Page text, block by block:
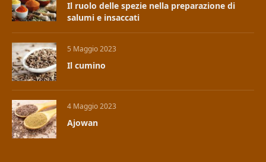
Il ruolo delle spezie nella preparazione di
salumi e insaccati
5 Maggio 2023
Il cumino
4 Maggio 2023
Ajowan